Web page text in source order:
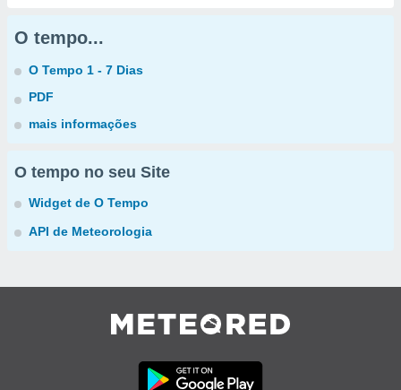
O tempo...
O Tempo 1 - 7 Dias
PDF
mais informações
O tempo no seu Site
Widget de O Tempo
API de Meteorologia